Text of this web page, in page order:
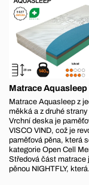
Matrace Aquasleep
Matrace Aquasleep z
měkká a z druhé strany
Vrchní deska je
VISCO VIND, což je
paměťová pěna, která
kategorie Open Cell
Středová část matrace
pěnou NIGHTFLY,